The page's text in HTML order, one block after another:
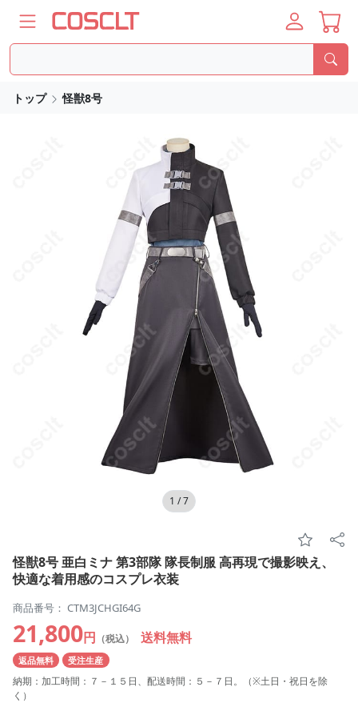
トップ 怪獣8号
1 /7
怪獣8号 亜白ミナ 第3部隊 隊長制服 高再現で撮影映え、
快適な着用感のコスプレ衣装
商品番号： CTM3JCHGI64G
21,800円 （税込） 送料無料
返品無料 受注生産
納期：加工時間：７－１５日、配送時間：５－７日。（※土日・祝日を除
く）